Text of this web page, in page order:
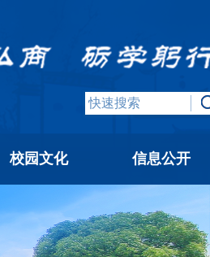
校园文化 信息公开